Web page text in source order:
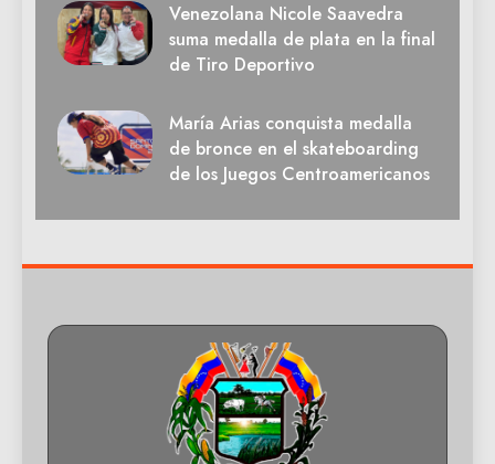
Venezolana Nicole Saavedra
suma medalla de plata en la final
de Tiro Deportivo
María Arias conquista medalla
de bronce en el skateboarding
de los Juegos Centroamericanos